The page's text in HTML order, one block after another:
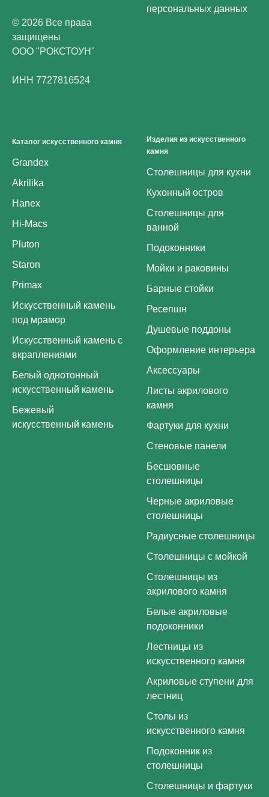
© 2026 Все права
защищены
ООО "РОКСТОУН"
ИНН 7727816524
персональных данных
Каталог искусственного камня
Grandex
Akrilika
Hanex
Hi-Macs
Pluton
Staron
Primax
Искусственный камень
под мрамор
Искусственный камень с
вкраплениями
Белый однотонный
искусственный камень
Бежевый
искусственный камень
Изделия из искусственного
камня
Столешницы для кухни
Кухонный остров
Столешницы для
ванной
Подоконники
Мойки и раковины
Барные стойки
Ресепшн
Душевые поддоны
Оформление интерьера
Аксессуары
Листы акрилового
камня
Фартуки для кухни
Стеновые панели
Бесшовные
столешницы
Черные акриловые
столешницы
Радиусные столешницы
Столешницы с мойкой
Столешницы из
акрилового камня
Белые акриловые
подоконники
Лестницы из
искусственного камня
Акриловые ступени для
лестниц
Столы из
искусственного камня
Подоконник из
столешницы
Столешницы и фартуки